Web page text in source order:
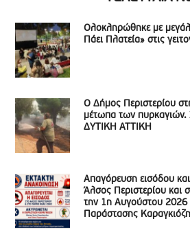
Ολοκληρώθηκε με
Πάει Πλατεία» στις
Ο Δήμος Περιστερίου
μέτωπα των
ΔΥΤΙΚΗ ΑΤΤΙΚΗ
Απαγόρευση εισόδου
Άλσος Περιστερίου
την 1η Αυγούστου
Παράστασης Καραγκιόζη